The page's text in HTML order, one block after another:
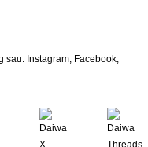
sau: Instagram, Facebook,